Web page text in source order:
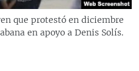
que protestó en diciembre
en apoyo a Denis Solís.